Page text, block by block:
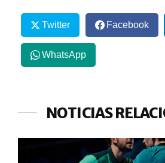
Twitter Facebook
WhatsApp
NOTICIAS